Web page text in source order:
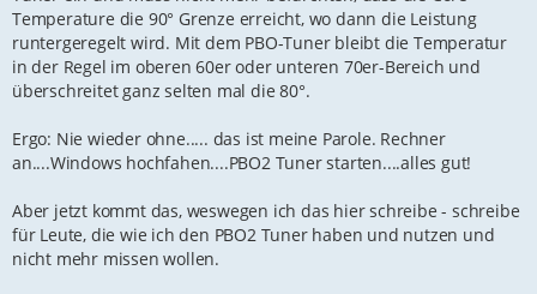
Temperature die 90° Grenze erreicht, wo dann die Leistung
runtergeregelt wird. Mit dem PBO-Tuner bleibt die Temperatur
in der Regel im oberen 60er oder unteren 70er-Bereich und
überschreitet ganz selten mal die 80°.
Ergo: Nie wieder ohne..... das ist meine Parole. Rechner
an....Windows hochfahen....PBO2 Tuner starten....alles gut!
Aber jetzt kommt das, weswegen ich das hier schreibe - schreibe
für Leute, die wie ich den PBO2 Tuner haben und nutzen und
nicht mehr missen wollen.